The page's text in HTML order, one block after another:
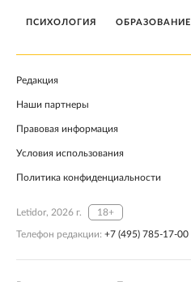
ПСИХОЛОГИЯ ОБРАЗОВАНИЕ
Редакция
Наши партнеры
Правовая информация
Условия использования
Политика конфиденциальности
Letidor, 2026 г. 18+
Телефон редакции: +7 (495) 785-17-00